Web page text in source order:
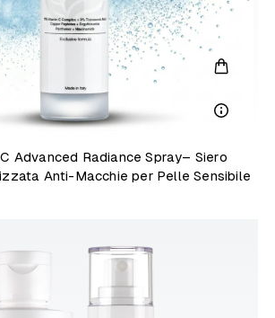
Advanced Radiance Spray– Siero
Anti-Macchie per Pelle Sensibile